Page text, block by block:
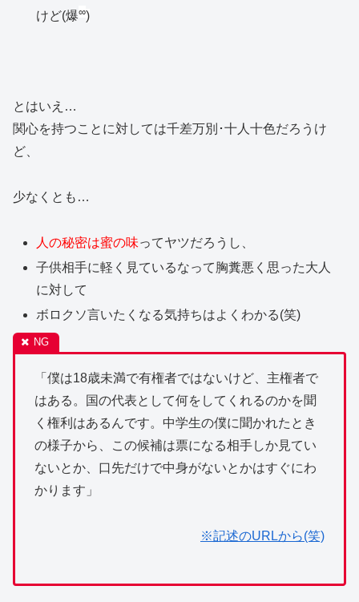
けど(爆∞)
とはいえ…
関心を持つことに対しては千差万別･十人十色だろうけ
ど、
少なくとも…
人の秘密は蜜の味ってヤツだろうし、
子供相手に軽く見ているなって胸糞悪く思った大人
に対して
ボロクソ言いたくなる気持ちはよくわかる(笑)
「僕は18歳未満で有権者ではないけど、主権者で
はある。国の代表として何をしてくれるのかを聞
く権利はあるんです。中学生の僕に聞かれたとき
の様子から、この候補は票になる相手しか見てい
ないとか、口先だけで中身がないとかはすぐにわ
かります」
※記述のURLから(笑)